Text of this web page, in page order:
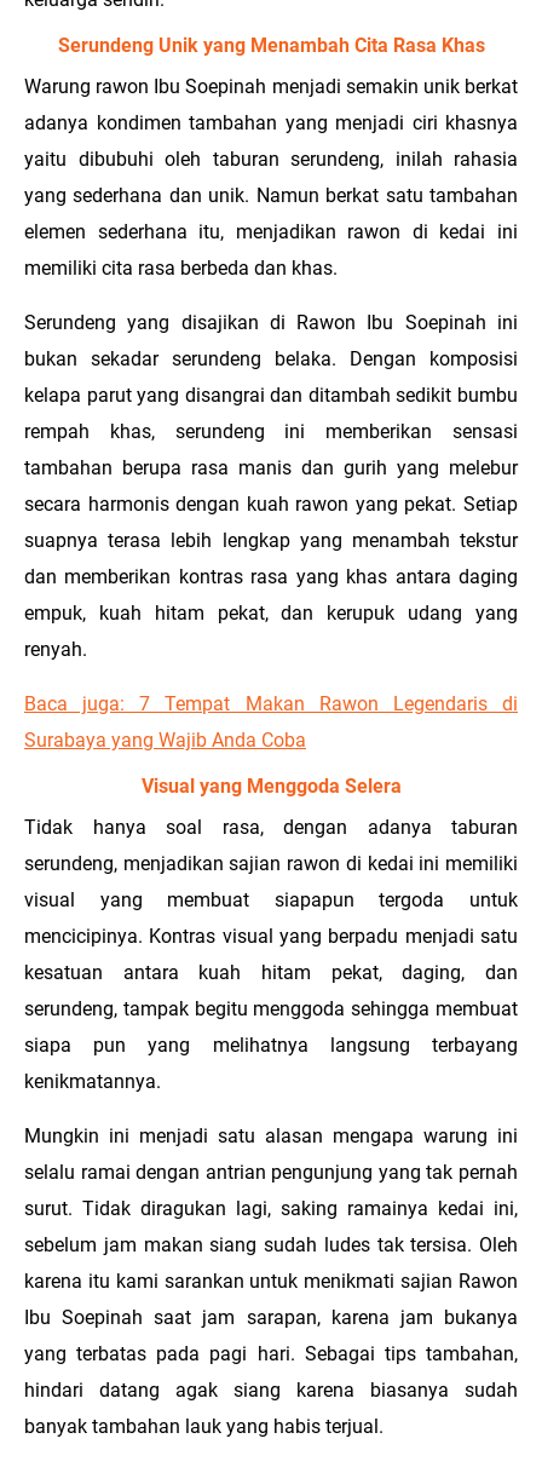
Serundeng Unik yang Menambah Cita Rasa Khas
Warung rawon Ibu Soepinah menjadi semakin unik berkat
adanya kondimen tambahan yang menjadi ciri khasnya
yaitu dibubuhi oleh taburan serundeng, inilah rahasia
yang sederhana dan unik. Namun berkat satu tambahan
elemen sederhana itu, menjadikan rawon di kedai ini
memiliki cita rasa berbeda dan khas.
Serundeng yang disajikan di Rawon Ibu Soepinah ini
bukan sekadar serundeng belaka. Dengan komposisi
kelapa parut yang disangrai dan ditambah sedikit bumbu
rempah khas, serundeng ini memberikan sensasi
tambahan berupa rasa manis dan gurih yang melebur
secara harmonis dengan kuah rawon yang pekat. Setiap
suapnya terasa lebih lengkap yang menambah tekstur
dan memberikan kontras rasa yang khas antara daging
empuk, kuah hitam pekat, dan kerupuk udang yang
renyah.
Baca juga: 7 Tempat Makan Rawon Legendaris di
Surabaya yang Wajib Anda Coba
Visual yang Menggoda Selera
Tidak hanya soal rasa, dengan adanya taburan
serundeng, menjadikan sajian rawon di kedai ini memiliki
visual yang membuat siapapun tergoda untuk
mencicipinya. Kontras visual yang berpadu menjadi satu
kesatuan antara kuah hitam pekat, daging, dan
serundeng, tampak begitu menggoda sehingga membuat
siapa pun yang melihatnya langsung terbayang
kenikmatannya.
Mungkin ini menjadi satu alasan mengapa warung ini
selalu ramai dengan antrian pengunjung yang tak pernah
surut. Tidak diragukan lagi, saking ramainya kedai ini,
sebelum jam makan siang sudah ludes tak tersisa. Oleh
karena itu kami sarankan untuk menikmati sajian Rawon
Ibu Soepinah saat jam sarapan, karena jam bukanya
yang terbatas pada pagi hari. Sebagai tips tambahan,
hindari datang agak siang karena biasanya sudah
banyak tambahan lauk yang habis terjual.